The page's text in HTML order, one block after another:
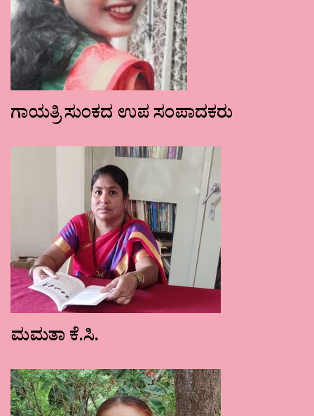
ಗಾಯತ್ರಿ ಸುಂಕದ ಉಪ ಸಂಪಾದಕರು
ಮಮತಾ ಕೆ.ಸಿ.